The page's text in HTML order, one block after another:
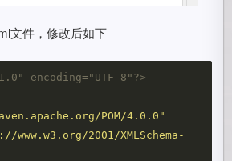
文件，修改后如下
encoding="UTF-8"?>
POM/4.0.0"
www.w3.org/2001/XMLSchema-